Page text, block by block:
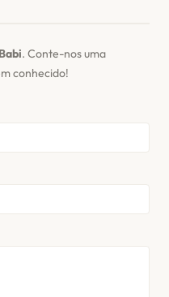
Babi. Conte-nos uma
conhecido!